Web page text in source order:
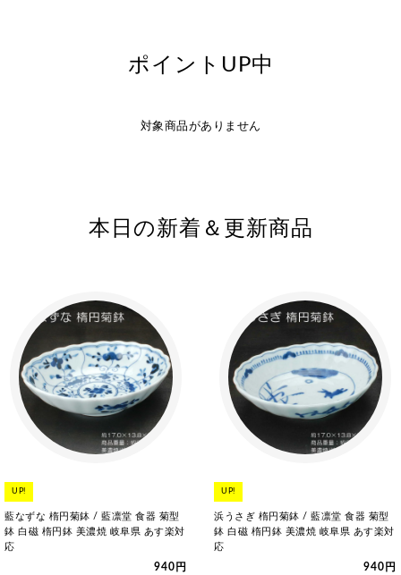
ポイントUP中
対象商品がありません
本日の新着＆更新商品
UP!
藍なずな 楕円菊鉢 / 藍凛堂 食器 菊型
鉢 白磁 楕円鉢 美濃焼 岐阜県 あす楽対
応
940円
UP!
浜うさぎ 楕円菊鉢 / 藍凛堂 食器 菊型
鉢 白磁 楕円鉢 美濃焼 岐阜県 あす楽対
応
940円